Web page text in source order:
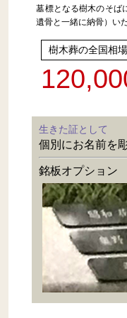
墓標となる樹木のそば
遺骨と一緒に納骨）い
樹木葬の全国相
生きた証として
個別にお名前を
銘板オプション